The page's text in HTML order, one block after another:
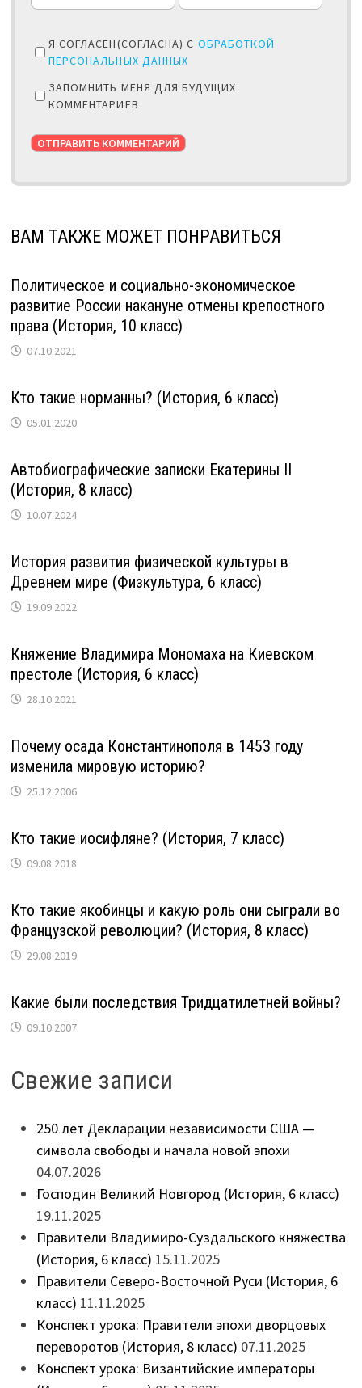
Я СОГЛАСЕН(СОГЛАСНА) С ОБРАБОТКОЙ
ПЕРСОНАЛЬНЫХ ДАННЫХ
ЗАПОМНИТЬ МЕНЯ ДЛЯ БУДУЩИХ
КОММЕНТАРИЕВ
ВАМ ТАКЖЕ МОЖЕТ ПОНРАВИТЬСЯ
Политическое и социально-экономическое
развитие России накануне отмены крепостного
права (История, 10 класс)
07.10.2021
Кто такие норманны? (История, 6 класс)
05.01.2020
Автобиографические записки Екатерины II
(История, 8 класс)
10.07.2024
История развития физической культуры в
Древнем мире (Физкультура, 6 класс)
19.09.2022
Княжение Владимира Мономаха на Киевском
престоле (История, 6 класс)
28.10.2021
Почему осада Константинополя в 1453 году
изменила мировую историю?
25.12.2006
Кто такие иосифляне? (История, 7 класс)
09.08.2018
Кто такие якобинцы и какую роль они сыграли во
Французской революции? (История, 8 класс)
29.08.2019
Какие были последствия Тридцатилетней войны?
09.10.2007
Свежие записи
250 лет Декларации независимости США —
символа свободы и начала новой эпохи
04.07.2026
Господин Великий Новгород (История, 6 класс)
19.11.2025
Правители Владимиро-Суздальского княжества
(История, 6 класс) 15.11.2025
Правители Северо-Восточной Руси (История, 6
класс) 11.11.2025
Конспект урока: Правители эпохи дворцовых
переворотов (История, 8 класс) 07.11.2025
Конспект урока: Византийские императоры